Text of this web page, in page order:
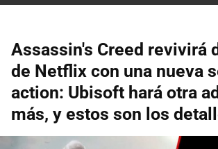
Assassin's Creed revivirá
de Netflix con una nueva
action: Ubisoft hará otra
más, y estos son los